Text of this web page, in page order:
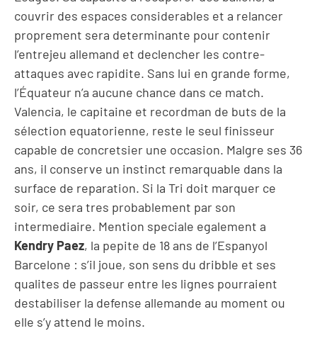
couvrir des espaces considerables et a relancer
proprement sera determinante pour contenir
l’entrejeu allemand et declencher les contre-
attaques avec rapidite. Sans lui en grande forme,
l’Équateur n’a aucune chance dans ce match.
Valencia, le capitaine et recordman de buts de la
sélection equatorienne, reste le seul finisseur
capable de concretsier une occasion. Malgre ses 36
ans, il conserve un instinct remarquable dans la
surface de reparation. Si la Tri doit marquer ce
soir, ce sera tres probablement par son
intermediaire. Mention speciale egalement a
Kendry Paez, la pepite de 18 ans de l’Espanyol
Barcelone : s’il joue, son sens du dribble et ses
qualites de passeur entre les lignes pourraient
destabiliser la defense allemande au moment ou
elle s’y attend le moins.